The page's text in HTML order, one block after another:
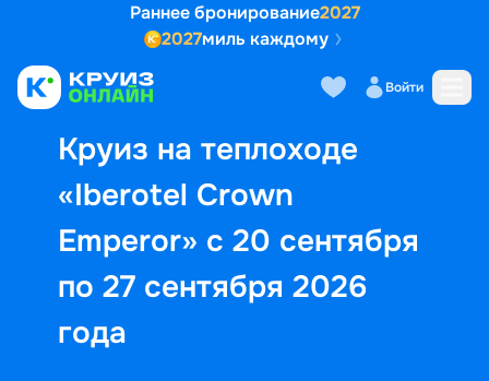
Раннее бронирование2027
2027миль каждому
Войти
Круиз на теплоходе
«Iberotel Crown
Emperor» с 20 сентября
по 27 сентября 2026
года
Выбор кают Маршрут и